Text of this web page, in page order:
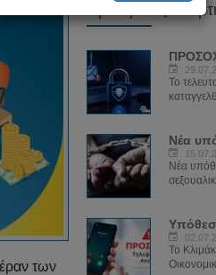
των
Πρόσφατες
Το
Νέα
Το